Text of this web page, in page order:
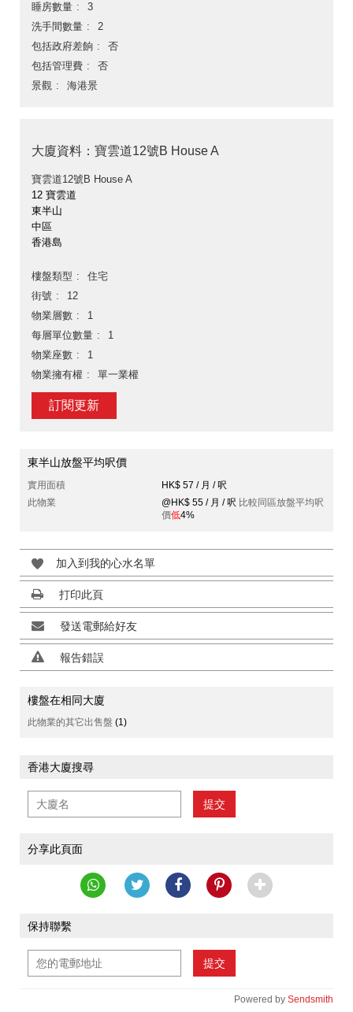
睡房數量
3
洗手間數量
2
包括政府差餉
否
包括管理費
否
景觀
海港景
大廈資料：寶雲道12號B House A
寶雲道12號B House A
12 寶雲道
東半山
中區
香港島
樓盤類型
住宅
街號
12
物業層數
1
每層單位數量
1
物業座數
1
物業擁有權
單一業權
訂閱更新
東半山放盤平均呎價
實用面積
HK$ 57 / 月 / 呎
此物業
@HK$ 55 / 月 / 呎 比較同區放盤平均呎
價低4%
加入到我的心水名單
打印此頁
發送電郵給好友
報告錯誤
樓盤在相同大廈
此物業的其它出售盤 (1)
香港大廈搜尋
提交
分享此頁面
保持聯繫
提交
Powered by Sendsmith